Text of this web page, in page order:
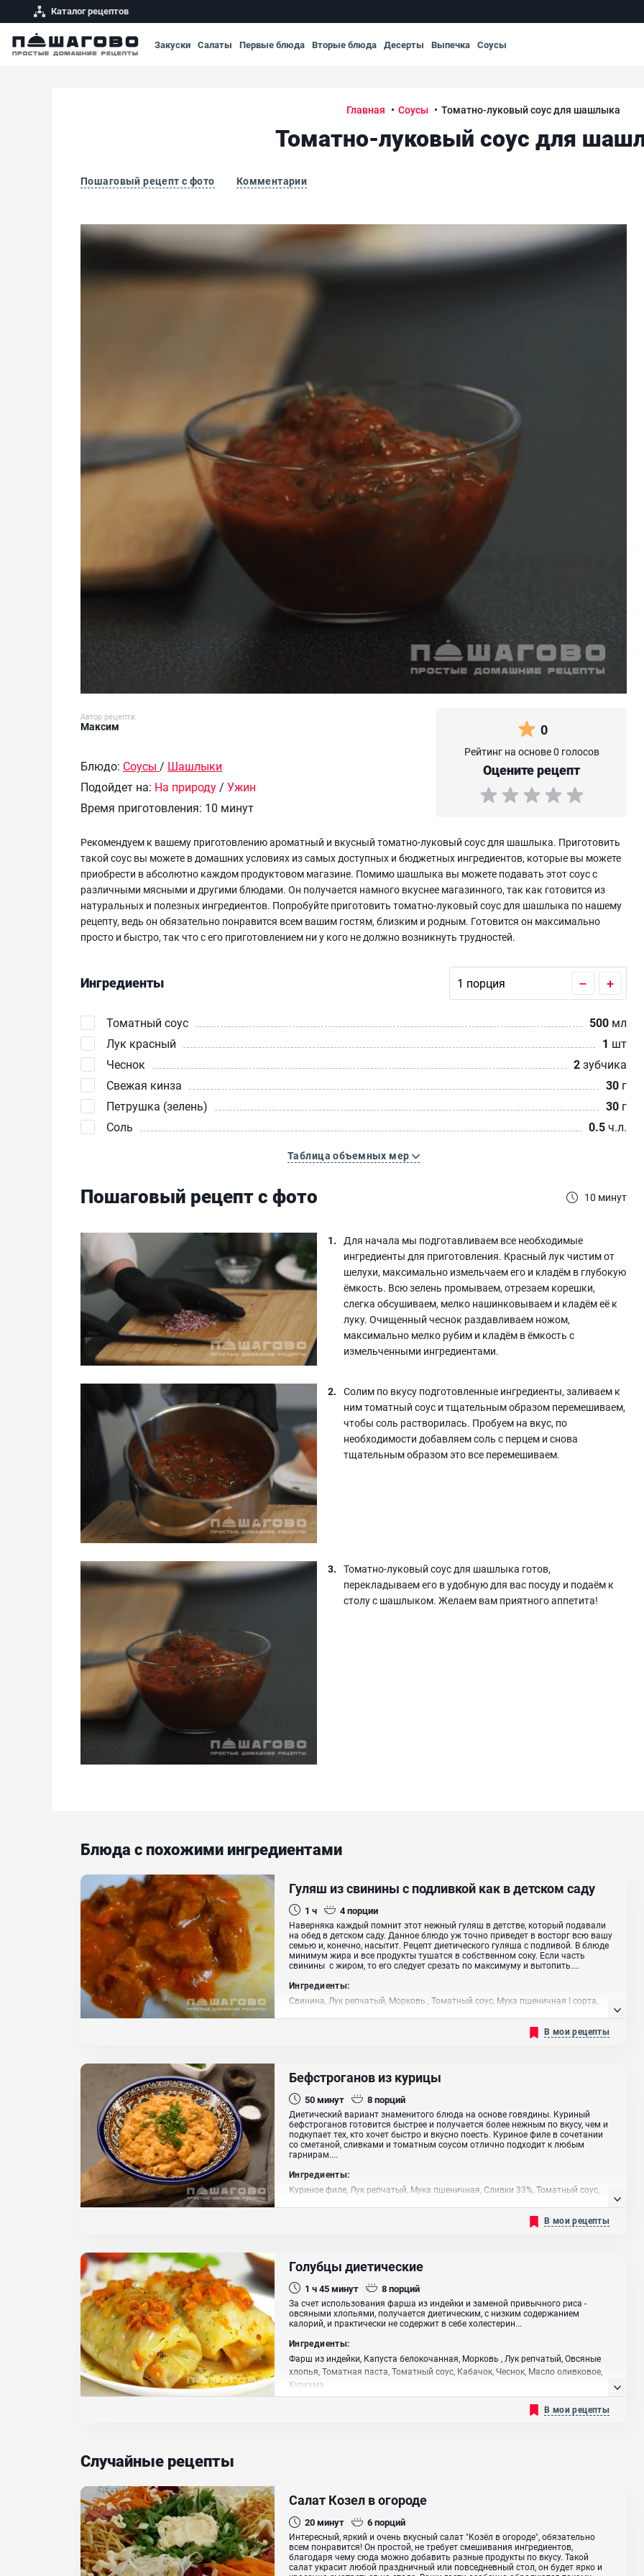
Каталог рецептов
Закуски Салаты Первые блюда Вторые блюда Десерты Выпечка Соусы
Главная Соусы Томатно-луковый соус для шашлыка
Томатно-луковый соус для
Пошаговый рецепт с фото Комментарии
Томатно-луковый соус для шашлыка
Автор рецепта:
Максим
Блюдо: Соусы / Шашлыки
Подойдет на: На природу / Ужин
Время приготовления: 10 минут
0
Рейтинг на основе 0 голосов
Оцените рецепт
Рекомендуем к вашему приготовлению ароматный и вкусный томатно-луковый соус для шашлыка. Приготовить
такой соус вы можете в домашних условиях из самых доступных и бюджетных ингредиентов, которые вы можете
приобрести в абсолютно каждом продуктовом магазине. Помимо шашлыка вы можете подавать этот соус с
различными мясными и другими блюдами. Он получается намного вкуснее магазинного, так как готовится из
натуральных и полезных ингредиентов. Попробуйте приготовить томатно-луковый соус для шашлыка по нашему
рецепту, ведь он обязательно понравится всем вашим гостям, близким и родным. Готовится он максимально
просто и быстро, так что с его приготовлением ни у кого не должно возникнуть трудностей.
Ингредиенты – +
Томатный соус 500 мл
Лук красный
1 шт
Чеснок
2зубчика
Свежая кинза
30 г
Петрушка (зелень)
30 г
Соль
0.5ч.л.
Таблица объемных мер
Пошаговый рецепт с фото 10 минут
Для начала мы подготавливаем все необходимые
ингредиенты для приготовления. Красный лук чистим от
шелухи, максимально измельчаем его и кладём в глубокую
ёмкость. Всю зелень промываем, отрезаем корешки,
слегка обсушиваем, мелко нашинковываем и кладём её к
луку. Очищенный чеснок раздавливаем ножом,
максимально мелко рубим и кладём в ёмкость с
измельченными ингредиентами.
Солим по вкусу подготовленные ингредиенты, заливаем к
ним томатный соус и тщательным образом перемешиваем,
чтобы соль растворилась. Пробуем на вкус, по
необходимости добавляем соль с перцем и снова
тщательным образом это все перемешиваем.
Томатно-луковый соус для шашлыка готов,
перекладываем его в удобную для вас посуду и подаём к
столу с шашлыком. Желаем вам приятного аппетита!
Блюда с похожими ингредиентами
Гуляш из свинины с подливкой как в детском саду
1 ч 4порции
Наверняка каждый помнит этот нежный гуляш в детстве, который подавали
на обед в детском саду. Данное блюдо уж точно приведет в восторг всю вашу
семью и, конечно, насытит. Рецепт диетического гуляша с подливой. В блюде
минимум жира и все продукты тушатся в собственном соку. Если часть
свинины с жиром, то его следует срезать по максимуму и вытопить....
Ингредиенты:
Свинина, Лук репчатый, Морковь , Томатный соус, Мука пшеничная I сорта,
В мои рецепты
Бефстроганов из курицы
50минут 8порций
Диетический вариант знаменитого блюда на основе говядины. Куриный
бефстроганов готовится быстрее и получается более нежным по вкусу, чем и
подкупает тех, кто хочет быстро и вкусно поесть. Куриное филе в сочетании
со сметаной, сливками и томатным соусом отлично подходит к любым
гарнирам....
Ингредиенты:
Куриное филе, Лук репчатый, Мука пшеничная, Сливки 33%, Томатный соус,
В мои рецепты
Голубцы диетические
1 ч 45минут 8порций
За счет использования фарша из индейки и заменой привычного риса -
овсяными хлопьями, получается диетическим, с низким содержанием
калорий, и практически не содержит в себе холестерин...
Ингредиенты:
Фарш из индейки, Капуста белокочанная, Морковь , Лук репчатый, Овсяные
хлопья, Томатная паста, Томатный соус, Кабачок, Чеснок, Масло оливковое,
Куркума
В мои рецепты
Случайные рецепты
Салат Козел в огороде
20минут 6порций
Интересный, яркий и очень вкусный салат "Козёл в огороде", обязательно
всем понравится! Он простой, не требует смешивания ингредиентов,
благодаря чему сюда можно добавить разные продукты по вкусу. Такой
салат украсит любой праздничный или повседневный стол, он будет ярко и